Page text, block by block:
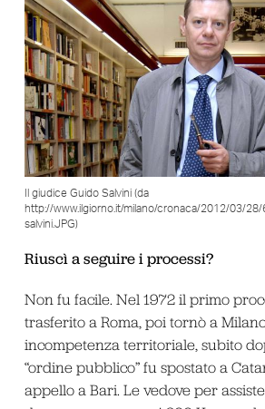
Il giudice Guido Salvini (da
http://www.ilgiorno.it/milano/cronaca/2012/03/
salvini.JPG)
Riuscì a seguire i processi?
Non fu facile. Nel 1972 il primo
trasferito a Roma, poi tornò a
incompetenza territoriale, subito
“ordine pubblico” fu spostato a
appello a Bari. Le vedove per